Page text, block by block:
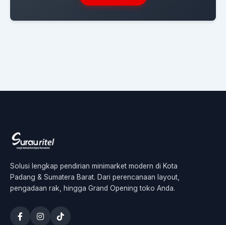
Solusi lengkap pendirian minimarket modern di Kota
Padang & Sumatera Barat. Dari perencanaan layout,
pengadaan rak, hingga Grand Opening toko Anda.